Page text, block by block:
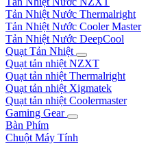
Tản Nhiệt Nước Thermalright
Tản Nhiệt Nước Cooler Master
Tản Nhiệt Nước DeepCool
Quạt Tản Nhiệt
Quạt tản nhiệt NZXT
Quạt tản nhiệt Thermalright
Quạt tản nhiệt Xigmatek
Quạt tản nhiệt Coolermaster
Gaming Gear
Bàn Phím
Chuột Máy Tính